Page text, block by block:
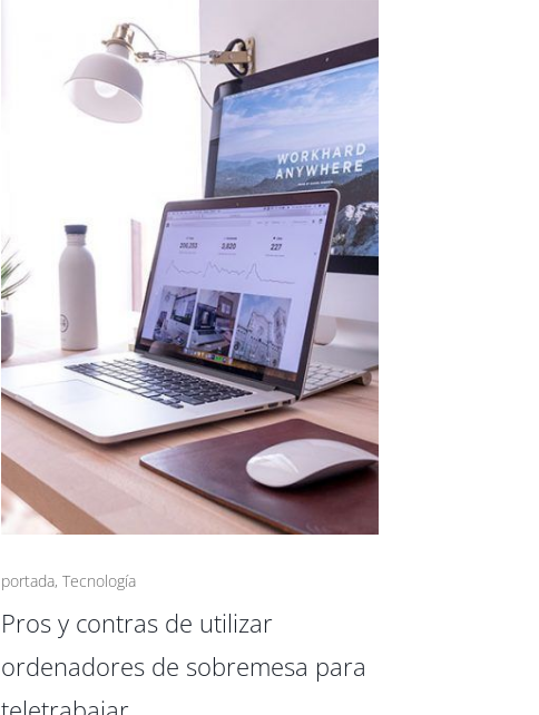
portada,Tecnología
Pros y contras de utilizar
ordenadores de sobremesa para